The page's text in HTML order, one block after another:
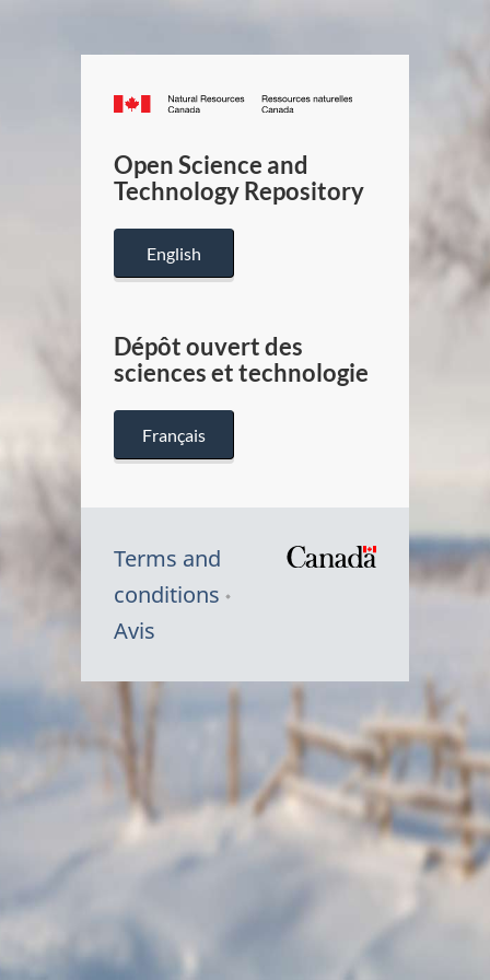
Canada.ca
/
Canada
Open Science and
Technology Repository
English
Dépôt ouvert des
sciences et technologie
Français
Terms and
conditions
Avis
Symbole
Canada